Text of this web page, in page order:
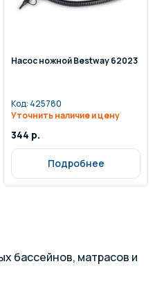
Насос ножной Bestway 62023
Код: 425780
Уточнить наличие и цену
344 р.
Подробнее
бассейнов, матрасов и